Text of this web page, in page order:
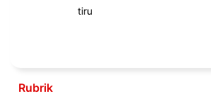
tiru
Rubrik